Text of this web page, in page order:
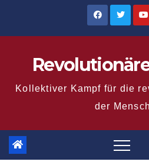
Kollektiver Kampf für die
der